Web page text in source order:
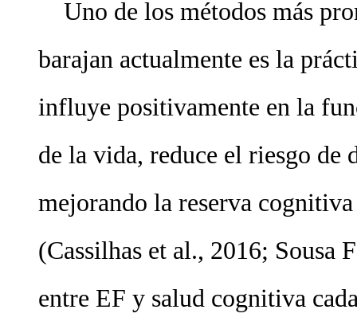
Uno de los métodos más
barajan actualmente es la
influye positivamente en la
de la vida, reduce el riesgo de
mejorando la reserva
(Cassilhas et al., 2016; Sousa
entre EF y salud cognitiva